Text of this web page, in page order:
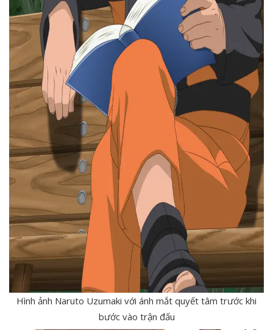
Hình ảnh Naruto Uzumaki với ánh mắt quyết tâm trước khi
bước vào trận đấu